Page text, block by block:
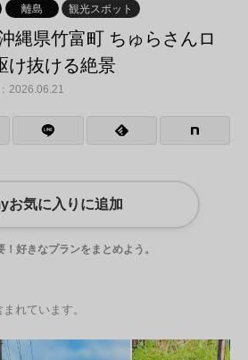
離島 観光スポット
縄県竹富町 ちゅらさんロ
け抜ける絶景
2026.06.21
お気に入りに追加
好きなプランをまとめよう。
れています。